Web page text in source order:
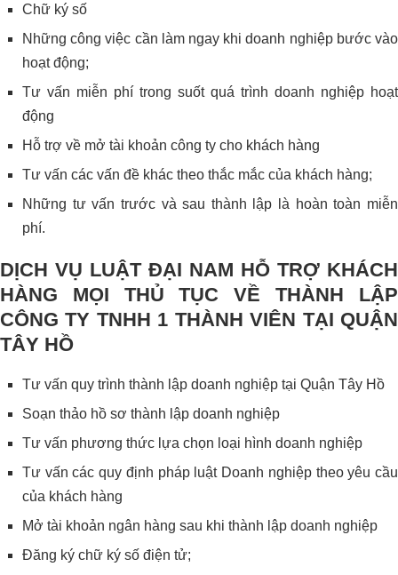
Chữ ký số
Những công việc cần làm ngay khi doanh nghiệp bước vào
hoạt động;
Tư vấn miễn phí trong suốt quá trình doanh nghiệp hoạt
động
Hỗ trợ về mở tài khoản công ty cho khách hàng
Tư vấn các vấn đề khác theo thắc mắc của khách hàng;
Những tư vấn trước và sau thành lập là hoàn toàn miễn
phí.
DỊCH VỤ LUẬT ĐẠI NAM HỖ TRỢ KHÁCH
HÀNG MỌI THỦ TỤC VỀ THÀNH LẬP
CÔNG TY TNHH 1 THÀNH VIÊN TẠI QUẬN
TÂY HỒ
Tư vấn quy trình thành lập doanh nghiệp tại Quận Tây Hồ
Soạn thảo hồ sơ thành lập doanh nghiệp
Tư vấn phương thức lựa chọn loại hình doanh nghiệp
Tư vấn các quy định pháp luật Doanh nghiệp theo yêu cầu
của khách hàng
Mở tài khoản ngân hàng sau khi thành lập doanh nghiệp
Đăng ký chữ ký số điện tử;